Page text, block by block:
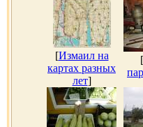
[Измаил на
картах разных
лет]
[